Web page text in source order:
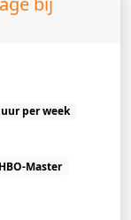
uur per week
HBO-Master